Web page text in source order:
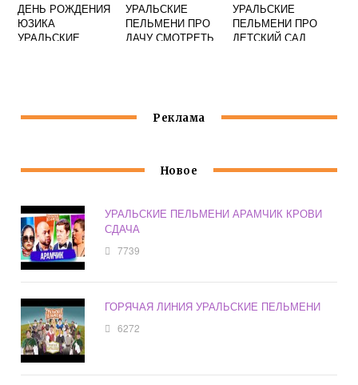
ДЕНЬ РОЖДЕНИЯ
ЮЗИКА
УРАЛЬСКИЕ
УРАЛЬСКИЕ
ПЕЛЬМЕНИ ПРО
ДАЧУ СМОТРЕТЬ
УРАЛЬСКИЕ
ПЕЛЬМЕНИ ПРО
ДЕТСКИЙ САД
Реклама
Новое
УРАЛЬСКИЕ ПЕЛЬМЕНИ АРАМЧИК КРОВИ
СДАЧА
7739
ГОРЯЧАЯ ЛИНИЯ УРАЛЬСКИЕ ПЕЛЬМЕНИ
6272